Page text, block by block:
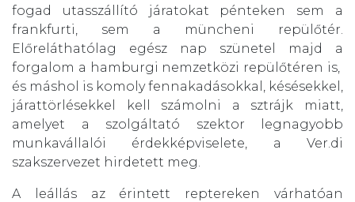
fogad utasszállító járatokat pénteken sem a
frankfurti, sem a müncheni repülőtér.
Előreláthatólag egész nap szünetel majd a
forgalom a hamburgi nemzetközi repülőtéren is,
és máshol is komoly fennakadásokkal, késésekkel,
járattörlésekkel kell számolni a sztrájk miatt,
amelyet a szolgáltató szektor legnagyobb
munkavállalói érdekképviselete, a Ver.di
szakszervezet hirdetett meg.
A leállás az érintett reptereken várhatóan